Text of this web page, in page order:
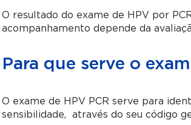
O resultado do exame de HPV por
acompanhamento depende da
Para que serve o
O exame de HPV PCR serve para
sensibilidade, através do seu código